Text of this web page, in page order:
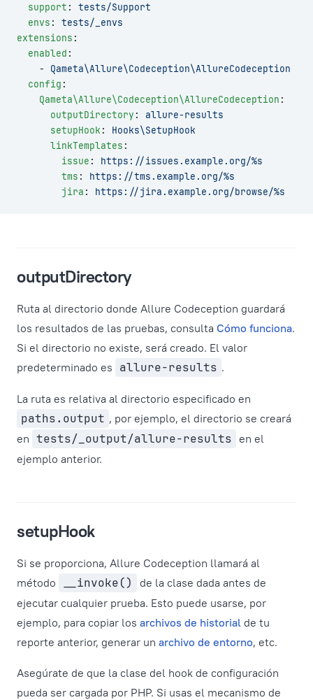
  support
: tests/Support
  envs
: tests/_envs
extensions :
  enabled
:
    -
Qameta\Allure\Codeception\AllureCodeception
  config
:
    Qameta\Allure\Codeception\AllureCodeception
:
      outputDirectory
: allure-results
      setupHook
: Hooks\SetupHook
      linkTemplates
:
        issue
: https://issues.example.org/%s
        tms
: https://tms.example.org/%s
        jira
: https://jira.example.org/browse/%s
outputDirectory
Ruta al directorio donde Allure Codeception guardará
los resultados de las pruebas, consulta Cómo funciona.
Si el directorio no existe, será creado. El valor
predeterminado es allure-results .
La ruta es relativa al directorio especificado en
paths.output , por ejemplo, el directorio se creará
en tests/_output/allure-results en el
ejemplo anterior.
setupHook
Si se proporciona, Allure Codeception llamará al
método
__invoke()
de la clase dada antes de
ejecutar cualquier prueba. Esto puede usarse, por
ejemplo, para copiar los archivos de historial de tu
reporte anterior, generar un archivo de entorno, etc.
Asegúrate de que la clase del hook de configuración
pueda ser cargada por PHP. Si usas el mecanismo de